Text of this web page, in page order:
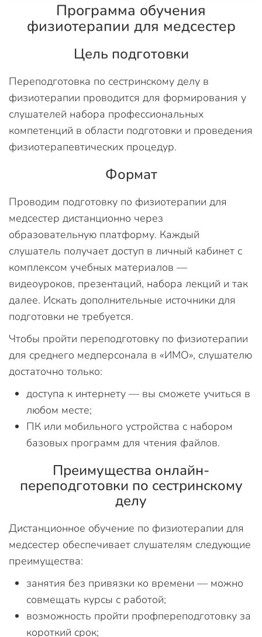
Программа обучения
физиотерапии для медсестер
Цель подготовки
Переподготовка по сестринскому делу в
физиотерапии проводится для формирования у
слушателей набора профессиональных
компетенций в области подготовки и проведения
физиотерапевтических процедур.
Формат
Проводим подготовку по физиотерапии для
медсестер дистанционно через
образовательную платформу. Каждый
слушатель получает доступ в личный кабинет с
комплексом учебных материалов —
видеоуроков, презентаций, набора лекций и так
далее. Искать дополнительные источники для
подготовки не требуется.
Чтобы пройти переподготовку по физиотерапии
для среднего медперсонала в «ИМО», слушателю
достаточно только:
доступа к интернету — вы сможете учиться в
любом месте;
ПК или мобильного устройства с набором
базовых программ для чтения файлов.
Преимущества онлайн-
переподготовки по сестринскому
делу
Дистанционное обучение по физиотерапии для
медсестер обеспечивает слушателям следующие
преимущества:
занятия без привязки ко времени — можно
совмещать курсы с работой;
возможность пройти профпереподготовку за
короткий срок;